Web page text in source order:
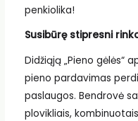
penkiolika!
Susibūrę stipresni
Didžiąją „Pieno gėlės“
pieno pardavimas
paslaugos. Bendrovė
plovikliais,